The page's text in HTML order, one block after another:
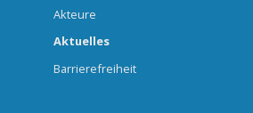
Akteure
Aktuelles
Barrierefreiheit